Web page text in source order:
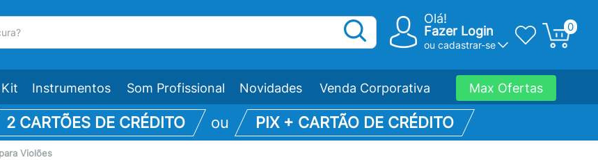
Olá!
Fazer Login
ou cadastrar-se
0
Instrumentos Som Profissional Novidades Venda Corporativa Max Ofertas
2 CARTÕES DE CRÉDITO ou PIX + CARTÃO DE CRÉDITO
Violões